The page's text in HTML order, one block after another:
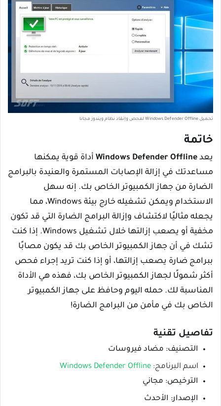
تحميل Windows Defender Offline لفحص وإنقاذ نظام ويندوز مجانا
خاتمة
يعد
أداة قوية يمكنها
مساعدتك في إزالة الإصابات المستمرة والعنيدة بالبرامج
الضارة من جهاز الكمبيوتر الخاص بك. إنه سهل
الاستخدام ويمكن تشغيله خارج بيئة Windows، مما
يجعله مثاليًا لاكتشاف وإزالة البرامج الضارة التي قد تكون
مخفية أو يصعب إزالتها خلال تشغيل Windows. إذا كنت
تشك في أن جهاز الكمبيوتر الخاص بك قد يكون مصابًا
ببرامج ضارة يصعب إزالتها، أو إذا كنت تريد إجراء فحص
أكثر شمولًا لجهاز الكمبيوتر الخاص بك، فهذه هي الأداة
المناسبة لك. حمله اليوم وحافظ على جهاز الكمبيوتر
الخاص بك في مأمن من البرامج الضارة!
تفاصيل تقنية
التصنيف: مضاد فيروسات
اسم البرنامج: Windows Defender Offline
الترخيص: مجاني
الإصدار: الأحدث